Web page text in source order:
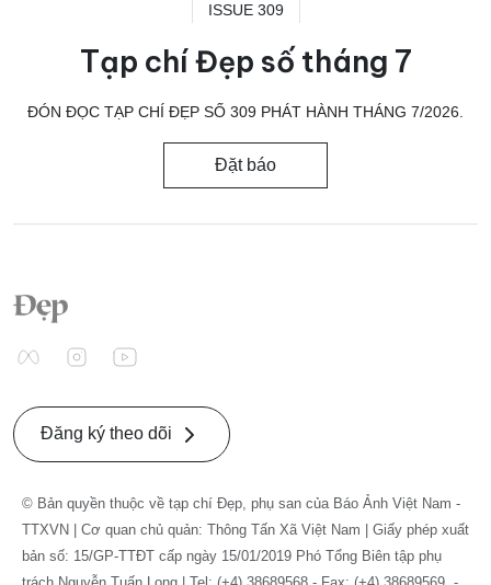
ISSUE 309
Tạp chí Đẹp số tháng 7
ĐÓN ĐỌC TẠP CHÍ ĐẸP SỐ 309 PHÁT HÀNH THÁNG 7/2026.
Đặt báo
Đăng ký theo dõi
© Bản quyền thuộc về tạp chí Đẹp, phụ san của Báo Ảnh Việt Nam -
TTXVN | Cơ quan chủ quản: Thông Tấn Xã Việt Nam | Giấy phép xuất
bản số: 15/GP-TTĐT cấp ngày 15/01/2019 Phó Tổng Biên tập phụ